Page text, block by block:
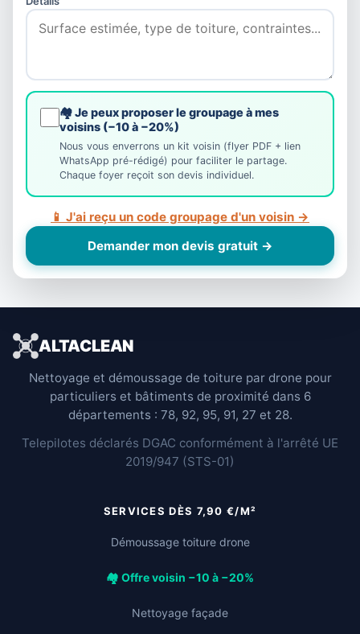
🏘️ Je peux proposer le groupage à mes
voisins (−10 à −20%)
Nous vous enverrons un kit voisin (flyer PDF + lien
WhatsApp pré-rédigé) pour faciliter le partage.
Chaque foyer reçoit son devis individuel.
📱 J'ai reçu un code groupage d'un voisin →
Demander mon devis gratuit →
ALTACLEAN
Nettoyage et démoussage de toiture par drone pour
particuliers et bâtiments de proximité dans 6
départements : 78, 92, 95, 91, 27 et 28.
Telepilotes déclarés DGAC conformément à l'arrêté UE
2019/947 (STS-01)
SERVICES DÈS 7,90 €/M²
Démoussage toiture drone
🏘️ Offre voisin −10 à −20%
Nettoyage façade